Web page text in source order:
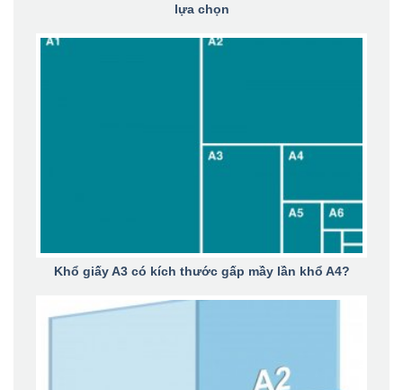
lựa chọn
Khổ giấy A3 có kích thước gấp mầy lần khổ A4?